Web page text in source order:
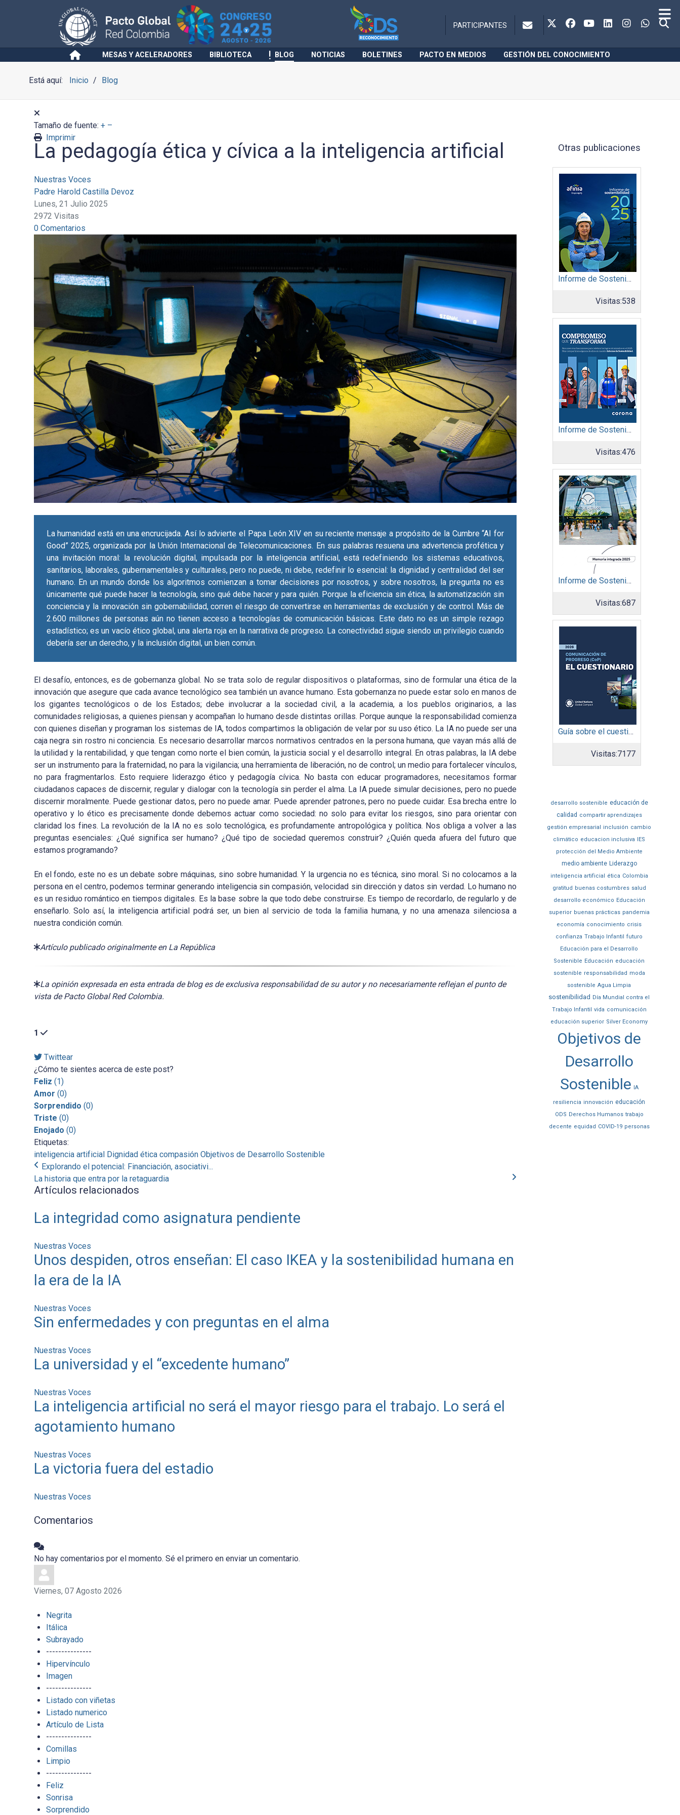
PARTICIPANTES
MESAS Y ACELERADORES BIBLIOTECA BLOG NOTICIAS BOLETINES PACTO EN MEDIOS GESTIÓN DEL CONOCIMIENTO
Está aquí: Inicio Blog
Tamaño de fuente: + –
Imprimir
La pedagogía ética y cívica a la inteligencia artificial
Nuestras Voces
Padre Harold Castilla Devoz
Lunes, 21 Julio 2025
2972 Visitas
0 Comentarios
La humanidad está en una encrucijada. Así lo advierte el Papa León XIV en su reciente mensaje a propósito de la Cumbre “AI for
Good” 2025, organizada por la Unión Internacional de Telecomunicaciones. En sus palabras resuena una advertencia profética y
una invitación moral: la revolución digital, impulsada por la inteligencia artificial, está redefiniendo los sistemas educativos,
sanitarios, laborales, gubernamentales y culturales, pero no puede, ni debe, redefinir lo esencial: la dignidad y centralidad del ser
humano. En un mundo donde los algoritmos comienzan a tomar decisiones por nosotros, y sobre nosotros, la pregunta no es
únicamente qué puede hacer la tecnología, sino qué debe hacer y para quién. Porque la eficiencia sin ética, la automatización sin
conciencia y la innovación sin gobernabilidad, corren el riesgo de convertirse en herramientas de exclusión y de control. Más de
2.600 millones de personas aún no tienen acceso a tecnologías de comunicación básicas. Este dato no es un simple rezago
estadístico; es un vacío ético global, una alerta roja en la narrativa de progreso. La conectividad sigue siendo un privilegio cuando
debería ser un derecho, y la inclusión digital, un bien común.
El desafío, entonces, es de gobernanza global. No se trata solo de regular dispositivos o plataformas, sino de formular una ética de la
innovación que asegure que cada avance tecnológico sea también un avance humano. Esta gobernanza no puede estar solo en manos de
los gigantes tecnológicos o de los Estados; debe involucrar a la sociedad civil, a la academia, a los pueblos originarios, a las
comunidades religiosas, a quienes piensan y acompañan lo humano desde distintas orillas. Porque aunque la responsabilidad comienza
con quienes diseñan y programan los sistemas de IA, todos compartimos la obligación de velar por su uso ético. La IA no puede ser una
caja negra sin rostro ni conciencia. Es necesario desarrollar marcos normativos centrados en la persona humana, que vayan más allá de
la utilidad y la rentabilidad, y que tengan como norte el bien común, la justicia social y el desarrollo integral. En otras palabras, la IA debe
ser un instrumento para la fraternidad, no para la vigilancia; una herramienta de liberación, no de control; un medio para fortalecer vínculos,
no para fragmentarlos. Esto requiere liderazgo ético y pedagogía cívica. No basta con educar programadores, necesitamos formar
ciudadanos capaces de discernir, regular y dialogar con la tecnología sin perder el alma. La IA puede simular decisiones, pero no puede
discernir moralmente. Puede gestionar datos, pero no puede amar. Puede aprender patrones, pero no puede cuidar. Esa brecha entre lo
operativo y lo ético es precisamente donde debemos actuar como sociedad: no solo para evitar los riesgos, sino para orientar con
claridad los fines. La revolución de la IA no es solo tecnológica, es profundamente antropológica y política. Nos obliga a volver a las
preguntas esenciales: ¿Qué significa ser humano? ¿Qué tipo de sociedad queremos construir? ¿Quién queda afuera del futuro que
estamos programando?
En el fondo, este no es un debate sobre máquinas, sino sobre humanidad. Y la urgencia no es técnica, sino moral. Si no colocamos a la
persona en el centro, podemos terminar generando inteligencia sin compasión, velocidad sin dirección y datos sin verdad. Lo humano no
es un residuo romántico en tiempos digitales. Es la base sobre la que todo debe construirse. Es tiempo de recordarlo, de regularlo y de
enseñarlo. Solo así, la inteligencia artificial podrá ser, un bien al servicio de toda la familia humana, y no una amenaza silenciosa a
nuestra condición común.
Artículo publicado originalmente en La República
La opinión expresada en esta entrada de blog es de exclusiva responsabilidad de su autor y no necesariamente reflejan el punto de
vista de Pacto Global Red Colombia.
1
Twittear
¿Cómo te sientes acerca de este post?
Feliz (1)
Amor (0)
Sorprendido (0)
Triste (0)
Enojado (0)
Etiquetas:
inteligencia artificial Dignidad ética compasión Objetivos de Desarrollo Sostenible
Explorando el potencial: Financiación, asociativi...
La historia que entra por la retaguardia
Artículos relacionados
La integridad como asignatura pendiente
Nuestras Voces
Unos despiden, otros enseñan: El caso IKEA y la sostenibilidad humana en
la era de la IA
Nuestras Voces
Sin enfermedades y con preguntas en el alma
Nuestras Voces
La universidad y el “excedente humano”
Nuestras Voces
La inteligencia artificial no será el mayor riesgo para el trabajo. Lo será el
agotamiento humano
Nuestras Voces
La victoria fuera del estadio
Nuestras Voces
Comentarios
No hay comentarios por el momento. Sé el primero en enviar un comentario.
Viernes, 07 Agosto 2026
Negrita
Itálica
Subrayado
---------------
Hipervínculo
Imagen
---------------
Listado con viñetas
Listado numerico
Artículo de Lista
---------------
Comillas
Limpio
---------------
Feliz
Sonrisa
Sorprendido
Otras publicaciones
Informe de Sostenibilidad 2025: Afinia filial del Grupo EPM
Visitas:538
Informe de Sostenibilidad 2025: Organización Corona
Visitas:476
Informe de Sostenibilidad 2025: Parque Arauco
Visitas:687
Guía sobre el cuestionario: Comunicación de Progreso
Visitas:7177
desarrollo sostenible educación de
calidad compartir aprendizajes
gestión empresarial inclusión cambio
climático educacion inclusiva IES
protección del Medio Ambiente
medio ambiente Liderazgo
inteligencia artificial ética Colombia
gratitud buenas costumbres salud
desarrollo económico Educación
superior buenas prácticas pandemia
economía conocimiento crisis
confianza Trabajo Infantil futuro
Educación para el Desarrollo
Sostenible Educación educación
sostenible responsabilidad moda
sostenible Agua Limpia
sostenibilidad Día Mundial contra el
Trabajo Infantil vida comunicación
educación superior Silver Economy
Objetivos de
Desarrollo
Sostenible IA
resiliencia innovación educación
ODS Derechos Humanos trabajo
decente equidad COVID-19 personas